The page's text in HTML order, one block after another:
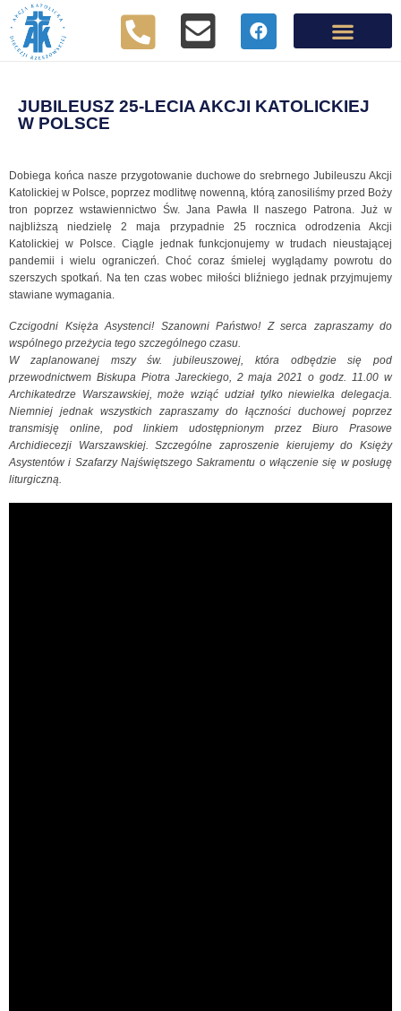
JUBILEUSZ 25-LECIA AKCJI KATOLICKIEJ
W POLSCE
Dobiega końca nasze przygotowanie duchowe do srebrnego Jubileuszu Akcji
Katolickiej w Polsce, poprzez modlitwę nowenną, którą zanosiliśmy przed Boży
tron poprzez wstawiennictwo Św. Jana Pawła II naszego Patrona. Już w
najbliższą niedzielę 2 maja przypadnie 25 rocznica odrodzenia Akcji
Katolickiej w Polsce. Ciągle jednak funkcjonujemy w trudach nieustającej
pandemii i wielu ograniczeń. Choć coraz śmielej wyglądamy powrotu do
szerszych spotkań. Na ten czas wobec miłości bliźniego jednak przyjmujemy
stawiane wymagania.
Czcigodni Księża Asystenci! Szanowni Państwo! Z serca zapraszamy do
wspólnego przeżycia tego szczególnego czasu.
W zaplanowanej mszy św. jubileuszowej, która odbędzie się pod
przewodnictwem Biskupa Piotra Jareckiego, 2 maja 2021 o godz. 11.00 w
Archikatedrze Warszawskiej, może wziąć udział tylko niewielka delegacja.
Niemniej jednak wszystkich zapraszamy do łączności duchowej poprzez
transmisję online, pod linkiem udostępnionym przez Biuro Prasowe
Archidiecezji Warszawskiej. Szczególne zaproszenie kierujemy do Księży
Asystentów i Szafarzy Najświętszego Sakramentu o włączenie się w posługę
liturgiczną.